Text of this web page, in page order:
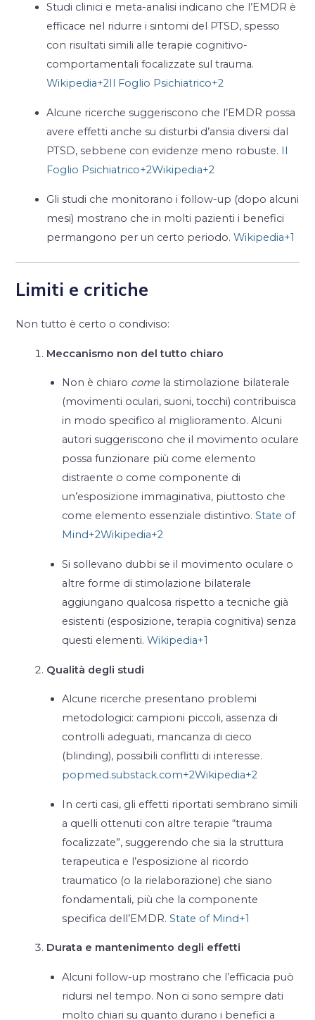
Studi clinici e meta-analisi indicano che l’EMDR è
efficace nel ridurre i sintomi del PTSD, spesso
con risultati simili alle terapie cognitivo-
comportamentali focalizzate sul trauma.
Wikipedia+2 Il Foglio Psichiatrico+2
Alcune ricerche suggeriscono che l’EMDR possa
avere effetti anche su disturbi d’ansia diversi dal
PTSD, sebbene con evidenze meno robuste. Il
Foglio Psichiatrico+2Wikipedia+2
Gli studi che monitorano i follow-up (dopo alcuni
mesi) mostrano che in molti pazienti i benefici
permangono per un certo periodo.Wikipedia+1
Limiti e critiche
Non tutto è certo o condiviso:
Meccanismo non del tutto chiaro
Non è chiaro comela stimolazione bilaterale
(movimenti oculari, suoni, tocchi) contribuisca
in modo specifico al miglioramento. Alcuni
autori suggeriscono che il movimento oculare
possa funzionare più come elemento
distraente o come componente di
un’esposizione immaginativa, piuttosto che
come elemento essenziale distintivo.State of
Mind+2Wikipedia+2
Si sollevano dubbi se il movimento oculare o
altre forme di stimolazione bilaterale
aggiungano qualcosa rispetto a tecniche già
esistenti (esposizione, terapia cognitiva) senza
questi elementi.Wikipedia+1
Qualità degli studi
Alcune ricerche presentano problemi
metodologici: campioni piccoli, assenza di
controlli adeguati, mancanza di cieco
(blinding), possibili conflitti di interesse.
popmed.substack.com+2Wikipedia+2
In certi casi, gli effetti riportati sembrano simili
a quelli ottenuti con altre terapie “trauma
focalizzate”, suggerendo che sia la struttura
terapeutica e l’esposizione al ricordo
traumatico (o la rielaborazione) che siano
fondamentali, più che la componente
specifica dell’EMDR.State of Mind+1
Durata e mantenimento degli effetti
Alcuni follow-up mostrano che l’efficacia può
ridursi nel tempo. Non ci sono sempre dati
molto chiari su quanto durano i benefici a